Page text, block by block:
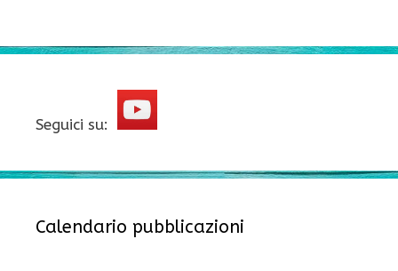
Seguici su:
Calendario pubblicazioni